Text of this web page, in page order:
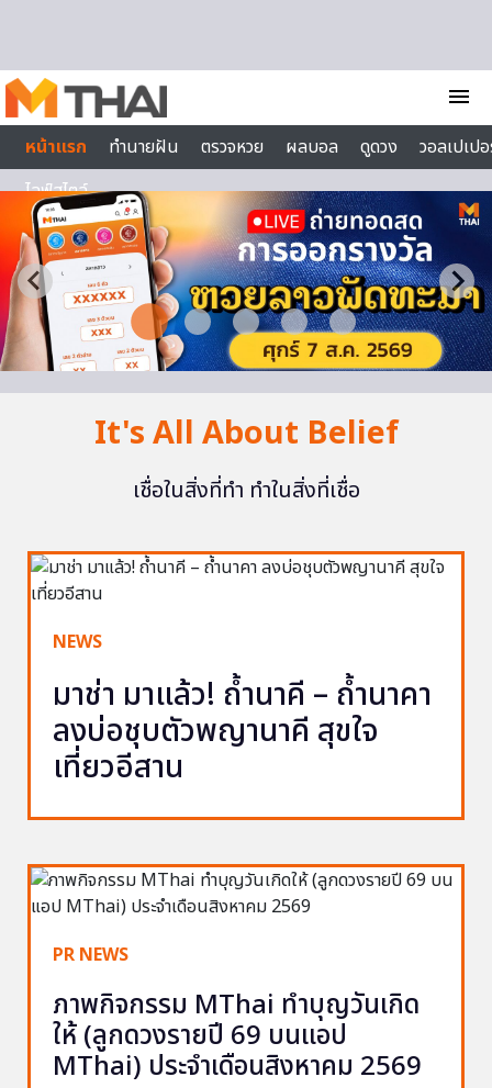
menu
หน้าแรก
ทำนายฝัน ตรวจหวย ผลบอล ดูดวง
วอลเปเป
ไลฟ์สไตล์
It's All About Belief
เชื่อในสิ่งที่ทำ ทำในสิ่งที่เชื่อ
NEWS
มาช่า มาแล้ว! ถ้ำนาคี – ถ้ำนาคา
ลงบ่อชุบตัวพญานาคี สุขใจ
เที่ยวอีสาน
PR NEWS
ภาพกิจกรรม MThai ทำบุญวันเกิด
ให้ (ลูกดวงรายปี 69 บนแอป
MThai) ประจำเดือนสิงหาคม 2569